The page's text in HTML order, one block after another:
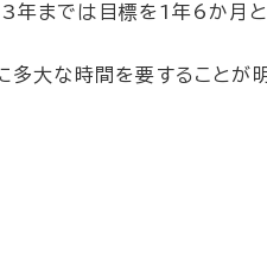
年までは目標を1年6か月
多大な時間を要することが